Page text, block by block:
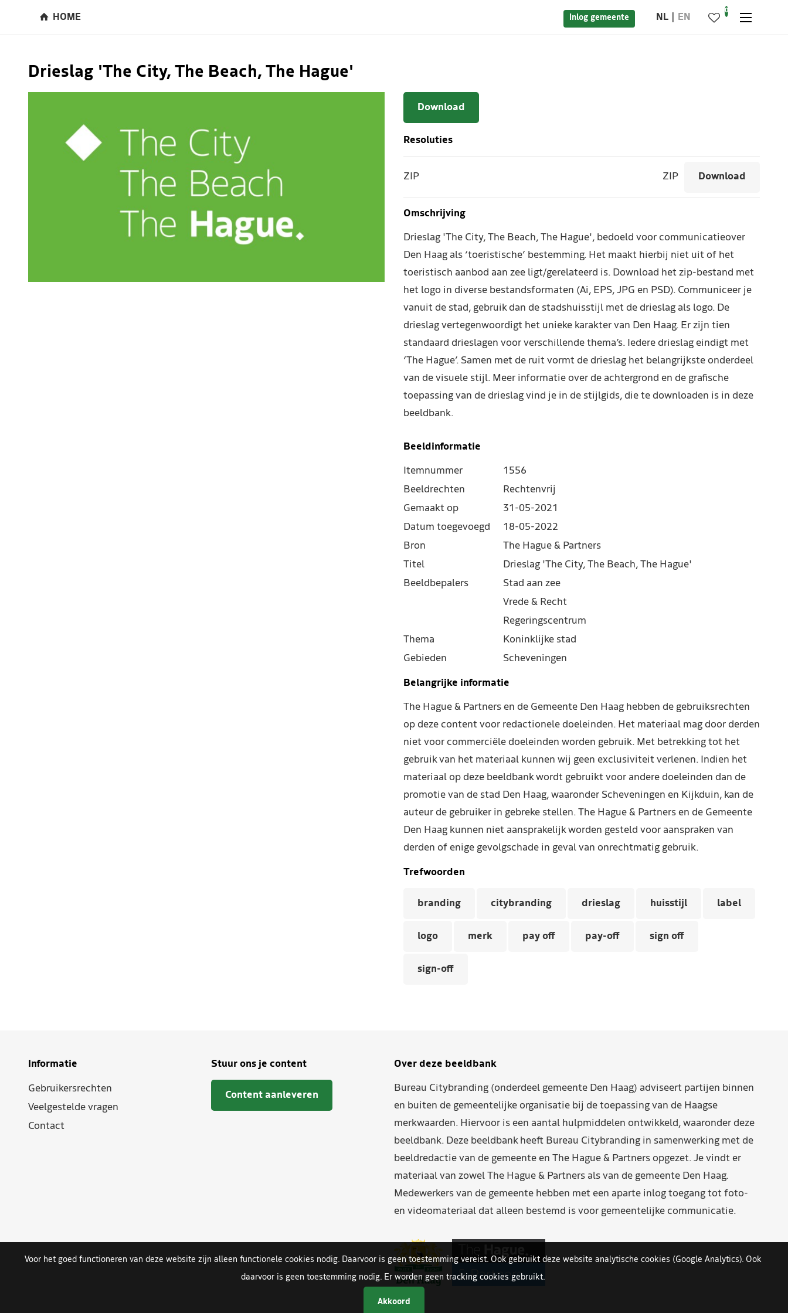
HOME Inlog gemeente NL EN
0
Drieslag 'The City, The Beach, The Hague'
Download
Resoluties
ZIP ZIP Download
Omschrijving
Drieslag 'The City, The Beach, The Hague', bedoeld voor communicatieover
Den Haag als ‘toeristische’ bestemming. Het maakt hierbij niet uit of het
toeristisch aanbod aan zee ligt/gerelateerd is. Download het zip-bestand met
het logo in diverse bestandsformaten (Ai, EPS, JPG en PSD). Communiceer je
vanuit de stad, gebruik dan de stadshuisstijl met de drieslag als logo. De
drieslag vertegenwoordigt het unieke karakter van Den Haag. Er zijn tien
standaard drieslagen voor verschillende thema’s. Iedere drieslag eindigt met
‘The Hague’. Samen met de ruit vormt de drieslag het belangrijkste onderdeel
van de visuele stijl. Meer informatie over de achtergrond en de grafische
toepassing van de drieslag vind je in de stijlgids, die te downloaden is in deze
beeldbank.
Beeldinformatie
Itemnummer
1556
Beeldrechten
Rechtenvrij
Gemaakt op
31-05-2021
Datum toegevoegd
18-05-2022
Bron
The Hague & Partners
Titel
Drieslag 'The City, The Beach, The Hague'
Beeldbepalers
Stad aan zee
Vrede & Recht
Regeringscentrum
Thema
Koninklijke stad
Gebieden
Scheveningen
Belangrijke informatie
The Hague & Partners en de Gemeente Den Haag hebben de gebruiksrechten
op deze content voor redactionele doeleinden. Het materiaal mag door derden
niet voor commerciële doeleinden worden gebruik. Met betrekking tot het
gebruik van het materiaal kunnen wij geen exclusiviteit verlenen. Indien het
materiaal op deze beeldbank wordt gebruikt voor andere doeleinden dan de
promotie van de stad Den Haag, waaronder Scheveningen en Kijkduin, kan de
auteur de gebruiker in gebreke stellen. The Hague & Partners en de Gemeente
Den Haag kunnen niet aansprakelijk worden gesteld voor aanspraken van
derden of enige gevolgschade in geval van onrechtmatig gebruik.
Trefwoorden
branding citybranding drieslag huisstijl label
logo merk pay off pay-off sign off
sign-off
Informatie
Gebruikersrechten
Veelgestelde vragen
Contact
Stuur ons je content
Content aanleveren
Over deze beeldbank
Bureau Citybranding (onderdeel gemeente Den Haag) adviseert partijen binnen
en buiten de gemeentelijke organisatie bij de toepassing van de Haagse
merkwaarden. Hiervoor is een aantal hulpmiddelen ontwikkeld, waaronder deze
beeldbank. Deze beeldbank heeft Bureau Citybranding in samenwerking met de
beeldredactie van de gemeente en The Hague & Partners opgezet. Je vindt er
materiaal van zowel The Hague & Partners als van de gemeente Den Haag.
Medewerkers van de gemeente hebben met een aparte inlog toegang tot foto-
en videomateriaal dat alleen bestemd is voor gemeentelijke communicatie.
Voor het goed functioneren van deze website zijn alleen functionele cookies nodig. Daarvoor is geen toestemming vereist. Ook gebruikt deze website analytische cookies (Google Analytics). Ook
daarvoor is geen toestemming nodig. Er worden geen tracking cookies gebruikt.
Akkoord